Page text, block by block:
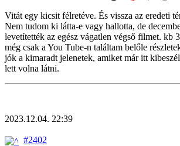
Vitát egy kicsit félretéve. És vissza az eredeti
Nem tudom ki látta-e vagy hallotta, de
levetítették az egész vágatlen végső filmet. kb
még csak a You Tube-n találtam belőle
jók a kimaradt jelenetek, amiket már itt
lett volna látni.
2023.12.04. 22:39
#2402